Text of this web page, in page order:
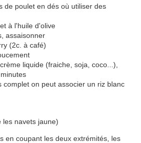
de poulet en dés où utiliser des
à l'huile d'olive
assaisonner
(2c. à café)
liquide (fraiche, soja, coco...),
complet on peut associer un riz blanc
les navets jaune)
en coupant les deux extrémités, les